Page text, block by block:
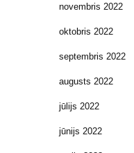
novembris 2022
oktobris 2022
septembris 2022
augusts 2022
jūlijs 2022
jūnijs 2022